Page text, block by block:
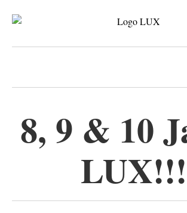
Archiv
8, 9 & 10
LUX!!!